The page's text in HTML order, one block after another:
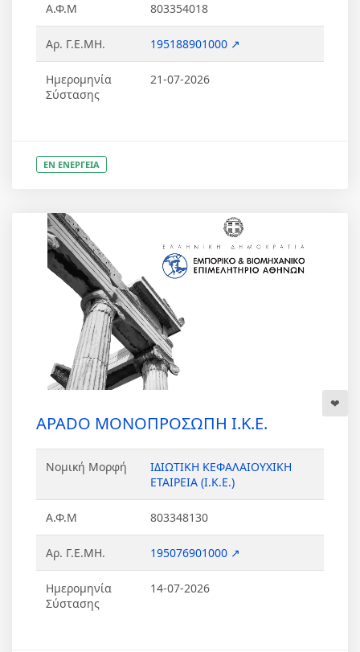
Α.Φ.Μ 803354018
Αρ. Γ.Ε.ΜΗ. 195188901000 ↗
Ημερομηνία
Σύστασης
21-07-2026
ΕΝ ΕΝΕΡΓΕΙΑ
APADO ΜΟΝΟΠΡΟΣΩΠΗ Ι.Κ.Ε.
Νομική Μορφή
ΙΔΙΩΤΙΚΗ ΚΕΦΑΛΑΙΟΥΧΙΚΗ
ΕΤΑΙΡΕΙΑ (Ι.Κ.Ε.)
Α.Φ.Μ 803348130
Αρ. Γ.Ε.ΜΗ. 195076901000 ↗
Ημερομηνία
Σύστασης
14-07-2026